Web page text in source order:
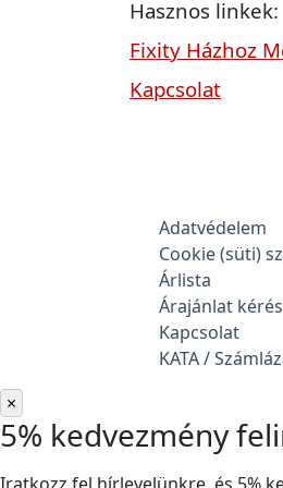
Hasznos linkek:
Fixity Házhoz
Kapcsolat
Adatvédelem
Cookie (süti)
Árlista
Árajánlat kérés
Kapcsolat
KATA /
×
5% kedvezmény